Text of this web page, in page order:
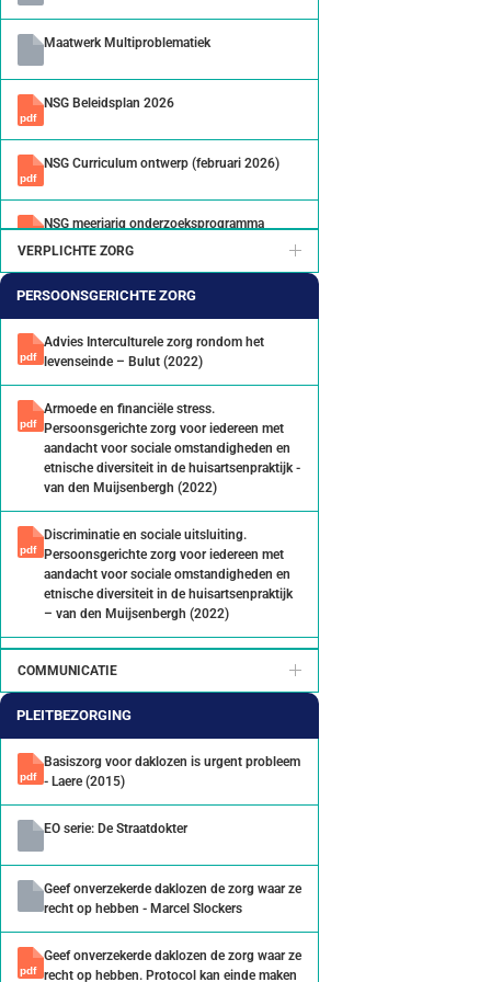
Maatwerk Multiproblematiek
NSG Beleidsplan 2026
NSG Curriculum ontwerp (februari 2026)
NSG meerjarig onderzoeksprogramma
VERPLICHTE ZORG
PERSOONSGERICHTE ZORG
Advies Interculturele zorg rondom het
levenseinde – Bulut (2022)
Armoede en financiële stress.
Persoonsgerichte zorg voor iedereen met
aandacht voor sociale omstandigheden en
etnische diversiteit in de huisartsenpraktijk -
van den Muijsenbergh (2022)
Discriminatie en sociale uitsluiting.
Persoonsgerichte zorg voor iedereen met
aandacht voor sociale omstandigheden en
etnische diversiteit in de huisartsenpraktijk
– van den Muijsenbergh (2022)
huisartsenpraktijk
Etnische diversiteit in ziekte en
iedereen met aandacht voor sociale
Muijsenbergh (2022)
COMMUNICATIE
PLEITBEZORGING
Basiszorg voor daklozen is urgent probleem
- Laere (2015)
EO serie: De Straatdokter
Geef onverzekerde daklozen de zorg waar ze
recht op hebben - Marcel Slockers
Geef onverzekerde daklozen de zorg waar ze
recht op hebben. Protocol kan einde maken